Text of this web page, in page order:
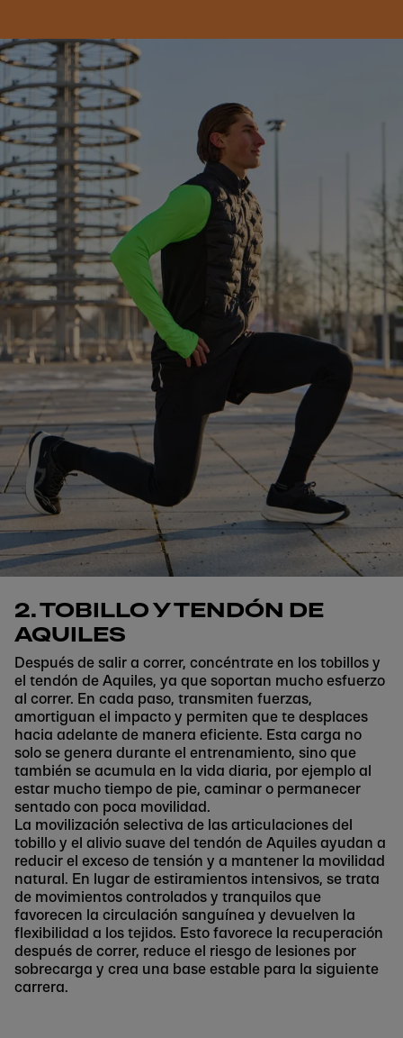
2. TOBILLO Y TENDÓN DE
AQUILES
Después de salir a correr, concéntrate en los tobillos y
el tendón de Aquiles, ya que soportan mucho esfuerzo
al correr. En cada paso, transmiten fuerzas,
amortiguan el impacto y permiten que te desplaces
hacia adelante de manera eficiente. Esta carga no
solo se genera durante el entrenamiento, sino que
también se acumula en la vida diaria, por ejemplo al
estar mucho tiempo de pie, caminar o permanecer
sentado con poca movilidad.
La movilización selectiva de las articulaciones del
tobillo y el alivio suave del tendón de Aquiles ayudan a
reducir el exceso de tensión y a mantener la movilidad
natural. En lugar de estiramientos intensivos, se trata
de movimientos controlados y tranquilos que
favorecen la circulación sanguínea y devuelven la
flexibilidad a los tejidos. Esto favorece la recuperación
después de correr, reduce el riesgo de lesiones por
sobrecarga y crea una base estable para la siguiente
carrera.